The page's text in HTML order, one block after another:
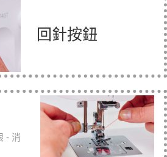
回針按鈕
- 消